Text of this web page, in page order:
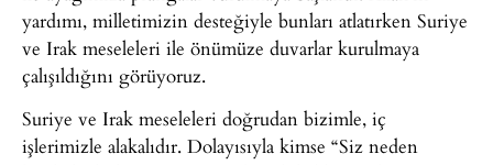
yardımı, milletimizin desteğiyle bunları atlatırken Suriye
ve Irak meseleleri ile önümüze duvarlar kurulmaya
çalışıldığını görüyoruz.
Suriye ve Irak meseleleri doğrudan bizimle, iç
işlerimizle alakalıdır. Dolayısıyla kimse “Siz neden